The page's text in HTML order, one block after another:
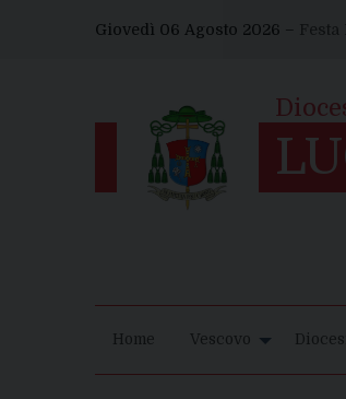
Giovedì 06 Agosto 2026 –
Home Vescovo